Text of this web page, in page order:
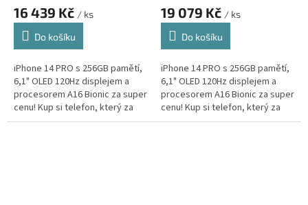
16 439 Kč / ks
Do košíku
iPhone 14 PRO s 256GB pamětí,
6,1" OLED 120Hz displejem a
procesorem A16 Bionic za super
cenu! Kup si telefon, který za
málo peněz zahraje spoustu
19 079 Kč / ks
Do košíku
iPhone 14 PRO s 256GB pamětí,
6,1" OLED 120Hz displejem a
procesorem A16 Bionic za super
cenu! Kup si telefon, který za
málo peněz zahraje spoustu